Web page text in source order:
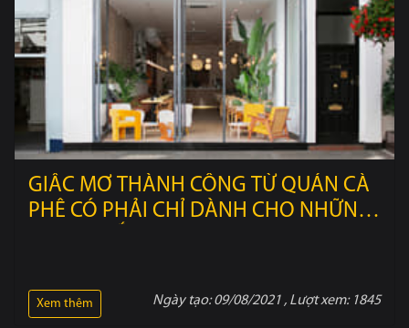
GIẤC MƠ THÀNH CÔNG TỪ QUÁN CÀ
PHÊ CÓ PHẢI CHỈ DÀNH CHO NHỮNG
Xem thêm Ngày tạo:09/08/2021 , Lượt xem: 1845